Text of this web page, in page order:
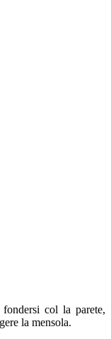
col la parete,
la mensola.